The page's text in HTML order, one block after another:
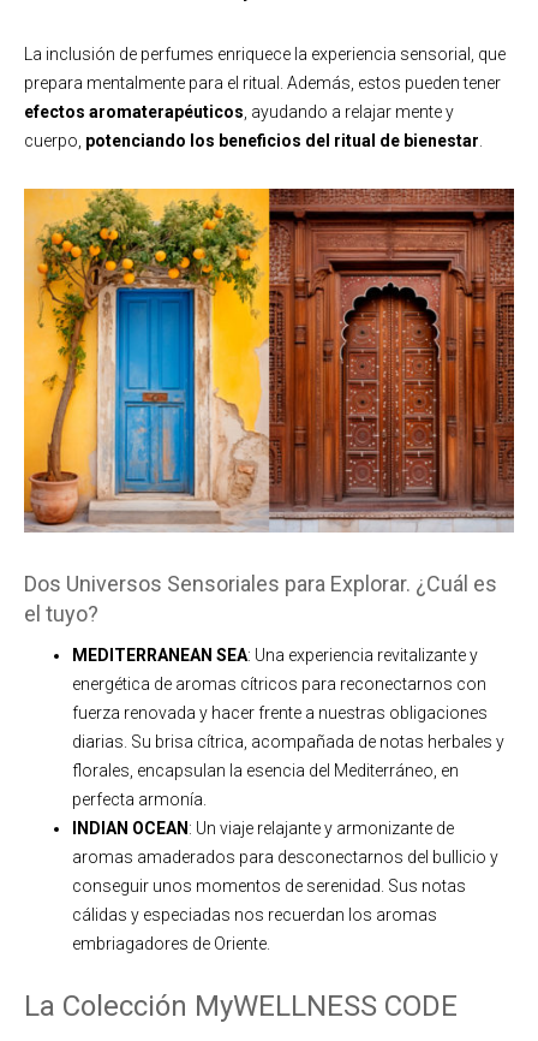
La inclusión de perfumes enriquece la experiencia sensorial, que
prepara mentalmente para el ritual. Además, estos pueden tener
efectos aromaterapéuticos , ayudando a relajar mente y
cuerpo, potenciando los beneficios del ritual de bienestar
Dos Universos Sensoriales para Explorar. ¿Cuál es
el tuyo?
MEDITERRANEAN SEA: Una experiencia revitalizante y
energética de aromas cítricos para reconectarnos con
fuerza renovada y hacer frente a nuestras obligaciones
diarias. Su brisa cítrica, acompañada de notas herbales y
florales, encapsulan la esencia del Mediterráneo, en
perfecta armonía.
INDIAN OCEAN: Un viaje relajante y armonizante de
aromas amaderados para desconectarnos del bullicio y
conseguir unos momentos de serenidad. Sus notas
cálidas y especiadas nos recuerdan los aromas
embriagadores de Oriente.
La Colección MyWELLNESS CODE